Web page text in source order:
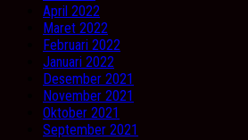
April 2022
Maret 2022
Februari 2022
Januari 2022
Desember 2021
November 2021
Oktober 2021
September 2021